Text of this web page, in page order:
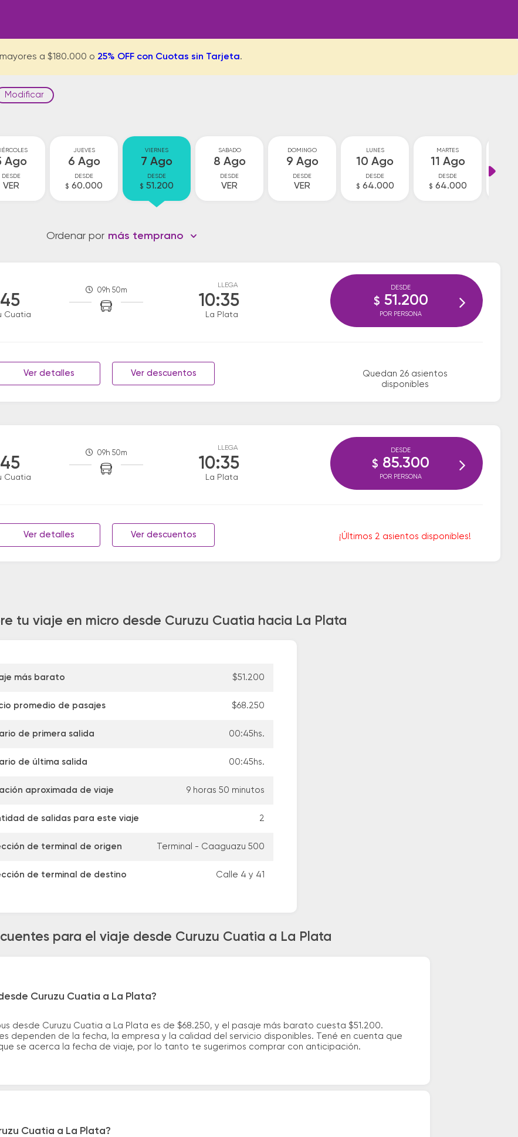
a $180.000 o 25% OFF con Cuotas sin Tarjeta.
Modificar
Ago
DESDE
VER
JUEVES
6 Ago
DESDE
$ 60.000
VIERNES
7 Ago
DESDE
$ 51.200
SABADO
8 Ago
DESDE
VER
DOMINGO
9 Ago
DESDE
VER
LUNES
10 Ago
DESDE
$ 64.000
MARTES
11 Ago
DESDE
$ 64.000
Ordenar por más temprano
Cuatia
09h 50m
LLEGA
10:35
La Plata
Ver detalles Ver descuentos
Quedan 26 asientos
disponibles
DESDE
$ 51.200
POR PERSONA
Cuatia
09h 50m
LLEGA
10:35
La Plata
Ver detalles Ver descuentos ¡Últimos 2 asientos disponibles!
DESDE
$ 85.300
POR PERSONA
tu viaje en micro desde Curuzu Cuatia hacia La Plata
más barato $51.200
promedio de pasajes $68.250
de primera salida 00:45hs.
de última salida 00:45hs.
aproximada de viaje 9 horas 50 minutos
de salidas para este viaje 2
de terminal de origen Terminal - Caaguazu 500
de terminal de destino Calle 4 y 41
para el viaje desde Curuzu Cuatia a La Plata
Curuzu Cuatia a La Plata?
desde Curuzu Cuatia a La Plata es de $68.250, y el pasaje más barato cuesta $51.200.
dependen de la fecha, la empresa y la calidad del servicio disponibles. Tené en cuenta que
se acerca la fecha de viaje, por lo tanto te sugerimos comprar con anticipación.
Cuatia a La Plata?